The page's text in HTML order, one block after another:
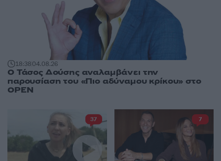
18:3804.08.26
Ο Τάσος Δούσης αναλαμβάνει την
παρουσίαση του «Πιο αδύναμου κρίκου» στο
OPEN
37 7